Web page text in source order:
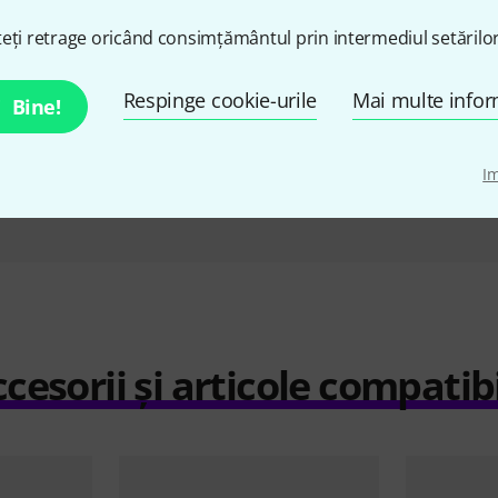
retrage oricând consimțământul prin intermediul
Bine! Respinge cookie-urile Mai multe
Millenium BS-2211B MKII Set
și articole